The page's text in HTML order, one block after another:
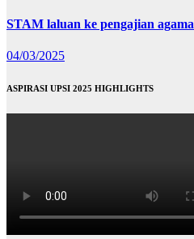
STAM laluan ke pengajian agama
04/03/2025
ASPIRASI UPSI 2025 HIGHLIGHTS